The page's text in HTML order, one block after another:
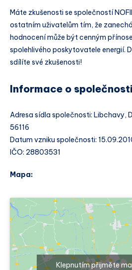
Máte zkušenosti se společností
ostatním uživatelům tím, že
hodnocení může být cenným
spolehlivého poskytovatele energií.
sdílíte své zkušenosti!
Informace o společnosti
Adresa sídla společnosti: Libchavy,
56116
Datum vzniku společnosti:
IČO: 28803531
Mapa:
Klepnutím přijměte